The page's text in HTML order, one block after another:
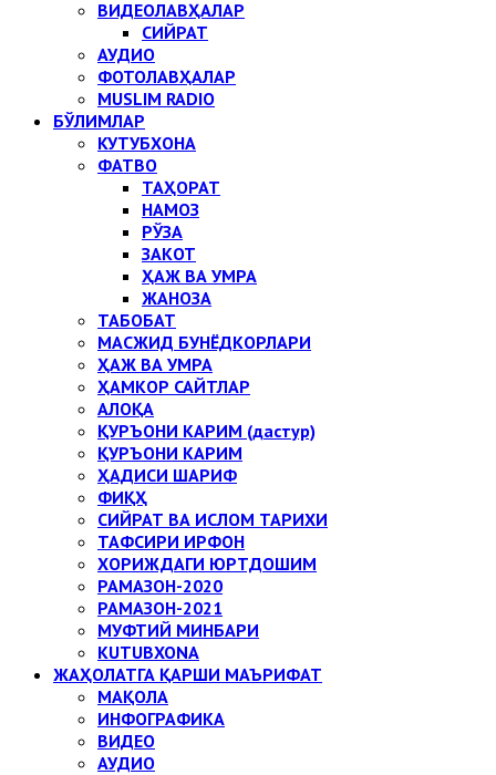
ВИДЕОЛАВҲАЛАР
СИЙРАТ
АУДИО
ФОТОЛАВҲАЛАР
MUSLIM RADIO
БЎЛИМЛАР
КУТУБХОНА
ФАТВО
ТАҲОРАТ
НАМОЗ
РЎЗА
ЗАКОТ
ҲАЖ ВА УМРА
ЖАНОЗА
ТАБОБАТ
МАСЖИД БУНЁДКОРЛАРИ
ҲАЖ ВА УМРА
ҲАМКОР САЙТЛАР
АЛОҚА
ҚУРЪОНИ КАРИМ (дастур)
ҚУРЪОНИ КАРИМ
ҲАДИСИ ШАРИФ
ФИҚҲ
СИЙРАТ ВА ИСЛОМ ТАРИХИ
ТАФСИРИ ИРФОН
ХОРИЖДАГИ ЮРТДОШИМ
РАМАЗОН-2020
РАМАЗОН-2021
МУФТИЙ МИНБАРИ
KUTUBXONA
ЖАҲОЛАТГА ҚАРШИ МАЪРИФАТ
МАҚОЛА
ИНФОГРАФИКА
ВИДЕО
АУДИО